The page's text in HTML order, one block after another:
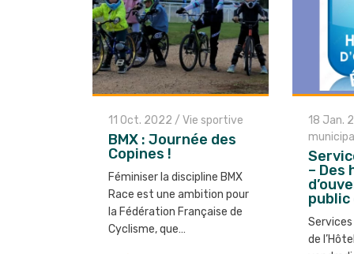
11 Oct. 2022 / Vie sportive
BMX : Journée des
Copines !
Féminiser la discipline BMX
Race est une ambition pour
la Fédération Française de
Cyclisme, que…
18 Jan.
– Des
public
de